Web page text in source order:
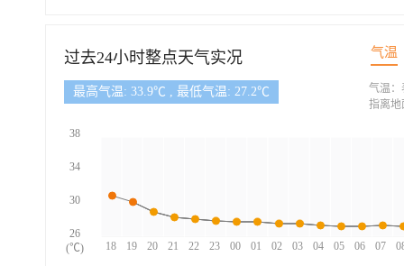
过去24小时整点天气实况 气温
最高气温: 33.9℃ , 最低气温: 27.2℃
18 19 20 21 22 23 00 01 02 03 04 05 06 07
38
34
30
26
(℃)
气温：
指离地